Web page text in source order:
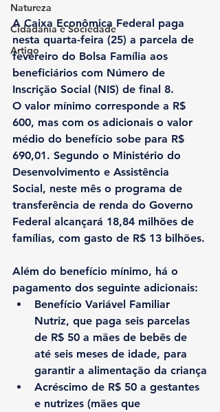
Natureza
Cidadania e Sociedade
Artigo
A Caixa Econômica Federal paga
nesta quarta-feira (25) a parcela de
fevereiro do Bolsa Família aos
beneficiários com Número de
Inscrição Social (NIS) de final 8.
O valor mínimo corresponde a R$
600, mas com os adicionais o valor
médio do benefício sobe para R$
690,01. Segundo o Ministério do
Desenvolvimento e Assistência
Social, neste mês o programa de
transferência de renda do Governo
Federal alcançará 18,84 milhões de
famílias, com gasto de R$ 13 bilhões.
Além do benefício mínimo, há o
pagamento dos seguinte adicionais:
Benefício Variável Familiar
Nutriz, que paga seis parcelas
de R$ 50 a mães de bebês de
até seis meses de idade, para
garantir a alimentação da criança
Acréscimo de R$ 50 a gestantes
e nutrizes (mães que